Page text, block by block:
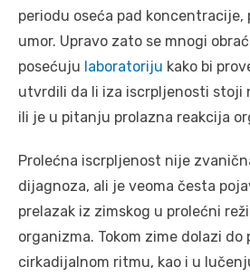
periodu oseća pad koncentracije,
umor. Upravo zato se mnogi
posećuju laboratoriju kako bi
utvrdili da li iza iscrpljenosti stoji
ili je u pitanju prolazna reakcija
Prolećna iscrpljenost nije
dijagnoza, ali je veoma česta
prelazak iz zimskog u prolećni
organizma. Tokom zime dolazi do
cirkadijalnom ritmu, kao i u